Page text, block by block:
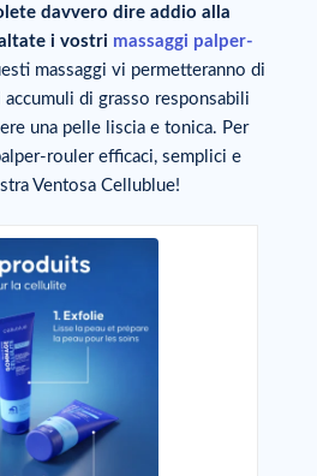
davvero dire addio alla
i vostri massaggi palper-
massaggi vi permetteranno di
di grasso responsabili
una pelle liscia e tonica. Per
rouler efficaci, semplici e
Ventosa Cellublue!